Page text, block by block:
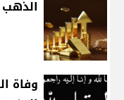
الذهب إلى 5 آلاف
وفاة